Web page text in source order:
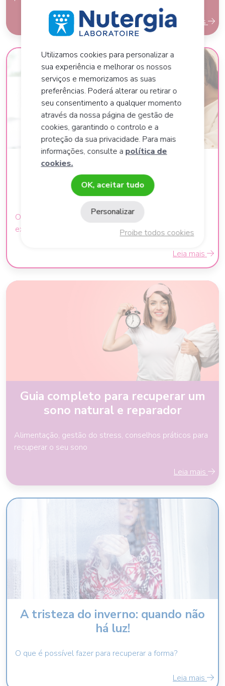
Leia mais
Que suplemento alimentar
devo tomar se estiver a
amamentar?
Os nossos conselhos nutricionais para uma melhor
experiência de amamentação
Leia mais
Guia completo para recuperar um
sono natural e reparador
Alimentação, gestão do stress, conselhos práticos para
recuperar o seu sono
Leia mais
A tristeza do inverno: quando não
há luz!
O que é possível fazer para recuperar a forma?
Leia mais
Utilizamos cookies para personalizar a
sua experiência e melhorar os nossos
serviços e memorizamos as suas
preferências. Poderá alterar ou retirar o
seu consentimento a qualquer momento
através da nossa página de gestão de
cookies, garantindo o controlo e a
proteção da sua privacidade. Para mais
informações, consulte a política de
cookies.
OK, aceitar tudo
Proibe todos cookies
Personalizar